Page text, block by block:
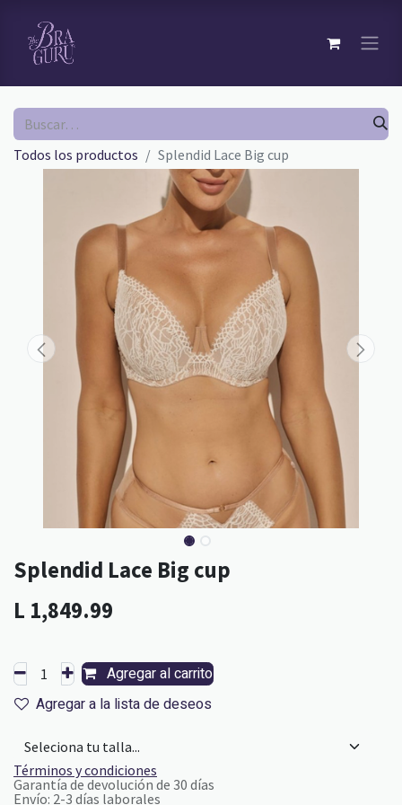
Todos los productos Splendid Lace Big cup
Splendid Lace Big cup
L 1,849.99
Agregar al carrito
Agregar a la lista de deseos
Términos y condiciones
Garantía de devolución de 30 días
Envío: 2-3 días laborales